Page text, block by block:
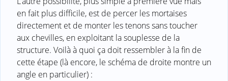
en fait plus difficile, est de percer les mortaises
directement et de monter les tenons sans toucher
aux chevilles, en exploitant la souplesse de la
structure. Voilà à quoi ça doit ressembler à la fin de
cette étape (là encore, le schéma de droite montre un
angle en particulier) :